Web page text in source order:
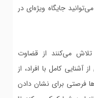
جایگاه ویژه‌ای در
می‌کنند از قضاوت
آشنایی کامل با افراد، از
فرصتی برای نشان دادن